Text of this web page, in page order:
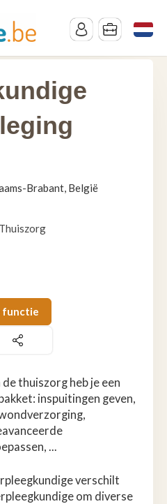
Brabant, België
functie
thuiszorg heb je een
inspuitingen geven,
...
verschilt
om diverse